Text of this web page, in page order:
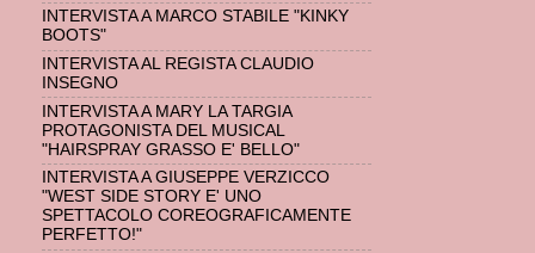
INTERVISTA A MARCO STABILE "KINKY
BOOTS"
INTERVISTA AL REGISTA CLAUDIO
INSEGNO
INTERVISTA A MARY LA TARGIA
PROTAGONISTA DEL MUSICAL
"HAIRSPRAY GRASSO E' BELLO"
INTERVISTA A GIUSEPPE VERZICCO
"WEST SIDE STORY E' UNO
SPETTACOLO COREOGRAFICAMENTE
PERFETTO!"